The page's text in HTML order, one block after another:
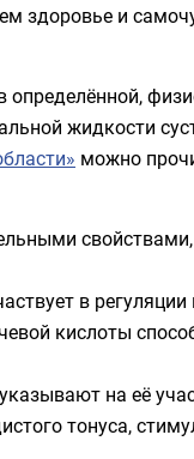
здоровье и
определённой,
жидкости
можно
в
кислоты
на её
тонуса,